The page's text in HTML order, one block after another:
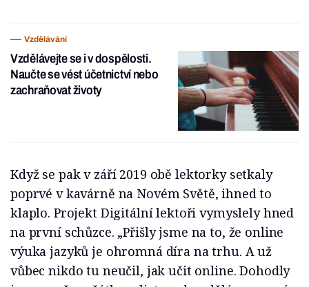
Vzdělávání
Vzdělávejte se i v dospělosti.
Naučte se vést účetnictví nebo
zachraňovat životy
Když se pak v září 2019 obě lektorky setkaly
poprvé v kavárně na Novém Světě, ihned to
klaplo. Projekt Digitální lektoři vymyslely hned
na první schůzce. „Přišly jsme na to, že online
výuka jazyků je ohromná díra na trhu. A už
vůbec nikdo tu neučil, jak učit online. Dohodly